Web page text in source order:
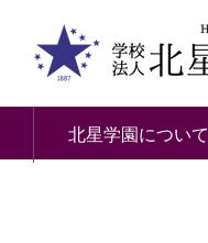
北星学園について